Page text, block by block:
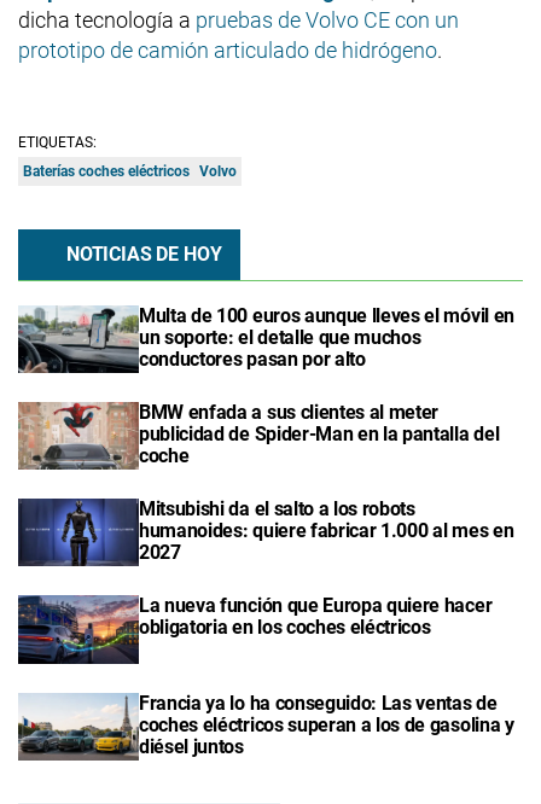
dicha tecnología a pruebas de Volvo CE con un
prototipo de camión articulado de hidrógeno.
ETIQUETAS:
Baterías coches eléctricos Volvo
NOTICIAS DE HOY
Multa de 100 euros aunque lleves el móvil en
un soporte: el detalle que muchos
conductores pasan por alto
BMW enfada a sus clientes al meter
publicidad de Spider-Man en la pantalla del
coche
Mitsubishi da el salto a los robots
humanoides: quiere fabricar 1.000 al mes en
2027
La nueva función que Europa quiere hacer
obligatoria en los coches eléctricos
Francia ya lo ha conseguido: Las ventas de
coches eléctricos superan a los de gasolina y
diésel juntos